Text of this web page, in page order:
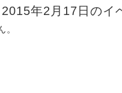
2015年2月17日のイ
。